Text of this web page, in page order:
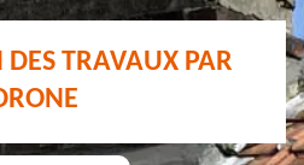
TRAVAUX PAR